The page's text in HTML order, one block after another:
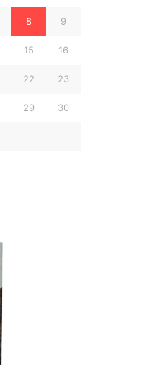
8 9
15 16
22 23
29 30